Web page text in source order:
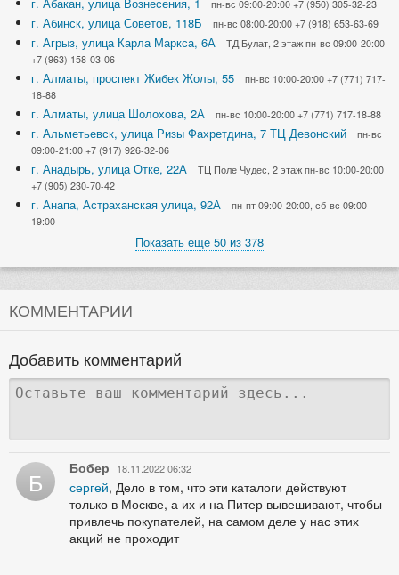
пн-вс 09:00-20:00 +7 (950) 305-32-23
г. Абинск, улица Советов, 118Б пн-вс 08:00-20:00 +7 (918) 653-63-69
г. Агрыз, улица Карла Маркса, 6А
ТД Булат, 2 этаж пн-вс 09:00-20:00
+7 (963) 158-03-06
г. Алматы, проспект Жибек Жолы, 55
пн-вс 10:00-20:00 +7 (771) 717-
18-88
г. Алматы, улица Шолохова, 2А пн-вс 10:00-20:00 +7 (771) 717-18-88
г. Альметьевск, улица Ризы Фахретдина, 7 ТЦ Девонский
пн-вс
09:00-21:00 +7 (917) 926-32-06
г. Анадырь, улица Отке, 22А
ТЦ Поле Чудес, 2 этаж пн-вс 10:00-20:00
+7 (905) 230-70-42
г. Анапа, Астраханская улица, 92А
пн-пт 09:00-20:00, сб-вс 09:00-
19:00
Показать еще 50 из 378
КОММЕНТАРИИ
Добавить комментарий
Б Бобер 18.11.2022 06:32
сергей, Дело в том, что эти каталоги действуют
только в Москве, а их и на Питер вывешивают, чтобы
привлечь покупателей, на самом деле у нас этих
акций не проходит